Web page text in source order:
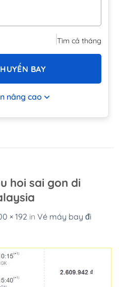
Tìm cả tháng
BAY
nâng cao
hoi sai gon di
× 192 in Vé máy bay đi